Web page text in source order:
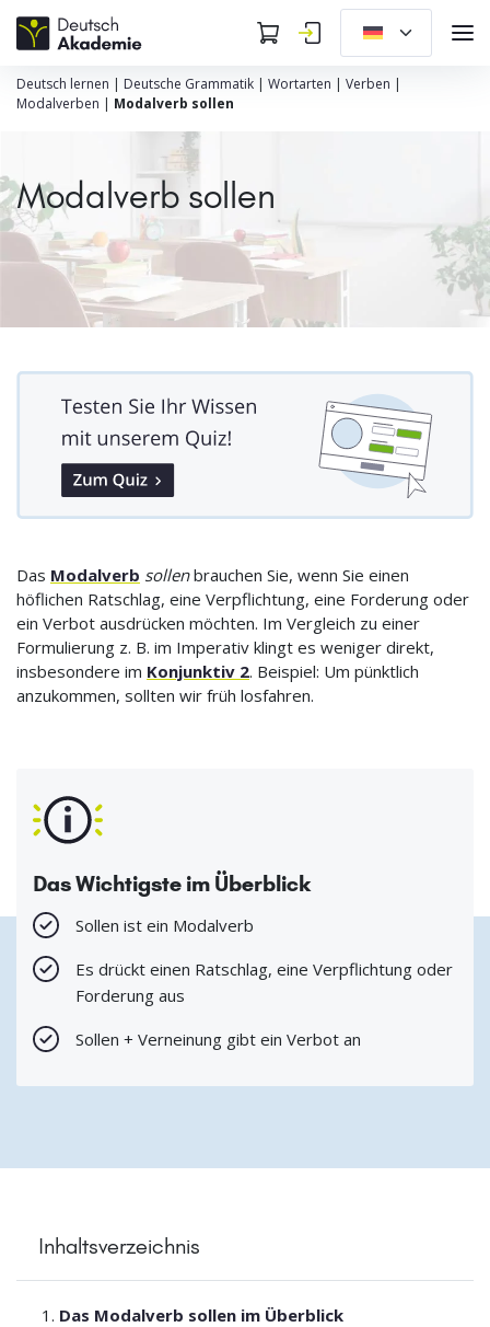
Deutsch lernen | Deutsche Grammatik | Wortarten | Verben |
Modalverben | Modalverb sollen
Modalverb sollen
Das Modalverb sollenbrauchen Sie, wenn Sie einen
höflichen Ratschlag, eine Verpflichtung, eine Forderung oder
ein Verbot ausdrücken möchten. Im Vergleich zu einer
Formulierung z. B. im Imperativ klingt es weniger direkt,
insbesondere im Konjunktiv 2. Beispiel: Um pünktlich
anzukommen, sollten wir früh losfahren.
Das Wichtigste im Überblick
Sollen ist ein Modalverb
Es drückt einen Ratschlag, eine Verpflichtung oder
Forderung aus
Sollen + Verneinung gibt ein Verbot an
Inhaltsverzeichnis
Das Modalverb sollen im Überblick